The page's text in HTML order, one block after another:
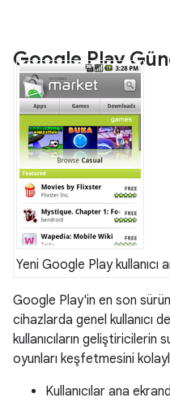
Google Play
Yeni Google Play kullanıcı
Google Play'in en son
cihazlarda genel kullanıcı
kullanıcıların geliştiricilerin
oyunları keşfetmesini
Kullanıcılar ana